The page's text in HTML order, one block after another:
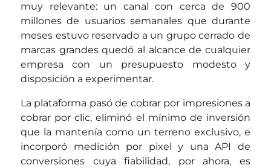
muy relevante: un canal con cerca de 900
millones de usuarios semanales que durante
meses estuvo reservado a un grupo cerrado de
marcas grandes quedó al alcance de cualquier
empresa con un presupuesto modesto y
disposición a experimentar.
La plataforma pasó de cobrar por impresiones a
cobrar por clic, eliminó el mínimo de inversión
que la mantenía como un terreno exclusivo, e
incorporó medición por pixel y una API de
conversiones cuya fiabilidad, por ahora, es